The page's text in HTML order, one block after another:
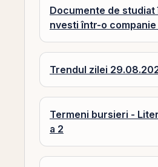
Documente de studiat
nvesti într-o
Trendul zilei
Termeni bursieri -
a 2